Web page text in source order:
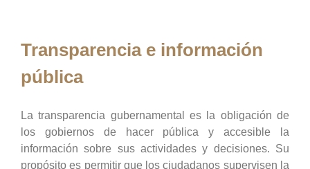
Transparencia e información
pública
La transparencia gubernamental es la obligación de
los gobiernos de hacer pública y accesible la
información sobre sus actividades y decisiones. Su
propósito es permitir que los ciudadanos supervisen la